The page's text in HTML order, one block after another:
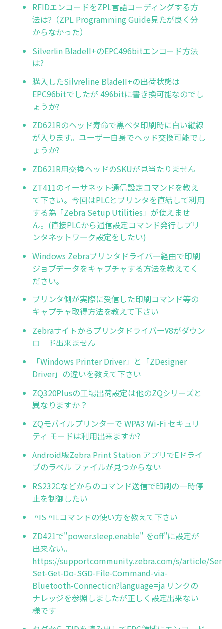
RFIDエンコードをZPL言語コーディングする方
法は?（ZPL Programming Guide見たが良く分
からなかった）
Silverlin BladeII+のEPC496bitエンコード方法
は?
購入したSilvreline BladeII+の出荷状態は
EPC96bitでしたが 496bitに書き換可能なのでし
ょうか?
ZD621Rのヘッド寿命で黒ベタ印刷時に白い縦線
が入ります。ユーザー自身でヘッド交換可能でし
ょうか?
ZD621R用交換ヘッドのSKUが見当たりません
ZT411のイーサネット通信設定コマンドを教え
て下さい。今回はPLCとプリンタを直結して利用
する為「Zebra Setup Utilities」が使えませ
ん。(直接PLCから通信設定コマンド発行しプリ
ンタネットワーク設定をしたい)
Windows Zebraプリンタドライバー経由で印刷
ジョブデータをキャプチャする方法を教えてく
ださい。
プリンタ側が実際に受信した印刷コマンド等の
キャプチャ取得方法を教えて下さい
ZebraサイトからプリンタドライバーV8がダウン
ロード出来ません
「Windows Printer Driver」と「ZDesigner
Driver」の違いを教えて下さい
ZQ320Plusの工場出荷設定は他のZQシリーズと
異なりますか？
ZQモバイルプリンタ―で WPA3 Wi-Fi セキュリ
ティ モードは利用出来ますか?
Android版Zebra Print Station アプリでEドライ
ブのラベル ファイルが見つからない
RS232Cなどからのコマンド送信で印刷の一時停
止を制御したい
^IS ^ILコマンドの使い方を教えて下さい
ZD421で"power.sleep.enable" をoff"に設定が
出来ない。
https://supportcommunity.zebra.com/s/article/
Set-Get-Do-SGD-File-Command-via-
Bluetooth-Connection?language=ja リンクの
ナレッジを参照しましたが正しく設定出来ない
様です